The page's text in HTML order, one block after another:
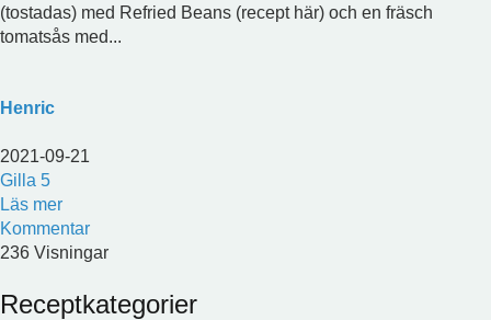
(tostadas) med Refried Beans (recept här) och en fräsch
tomatsås med...
Henric
2021-09-21
Gilla 5
Läs mer
Kommentar
236 Visningar
Receptkategorier